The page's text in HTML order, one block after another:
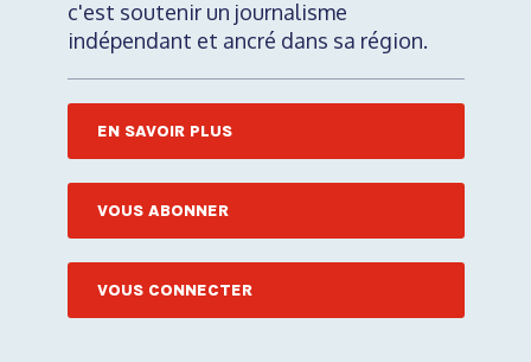
c'est soutenir un journalisme
indépendant et ancré dans sa région.
EN SAVOIR PLUS
VOUS ABONNER
VOUS CONNECTER